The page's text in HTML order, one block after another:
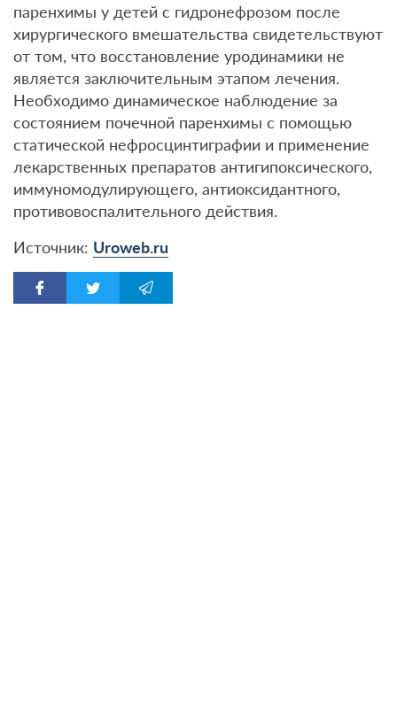
паренхимы у детей с гидронефрозом после
хирургического вмешательства свидетельствуют
от том, что восстановление уродинамики не
является заключительным этапом лечения.
Необходимо динамическое наблюдение за
состоянием почечной паренхимы с помощью
статической нефросцинтиграфии и применение
лекарственных препаратов антигипоксического,
иммуномодулирующего, антиоксидантного,
противовоспалительного действия.
Источник: Uroweb.ru